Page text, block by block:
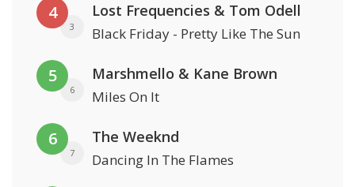
4
3
Lost Frequencies & Tom Odell
Black Friday - Pretty Like The Sun
5
6
Marshmello & Kane Brown
Miles On It
6
7
The Weeknd
Dancing In The Flames